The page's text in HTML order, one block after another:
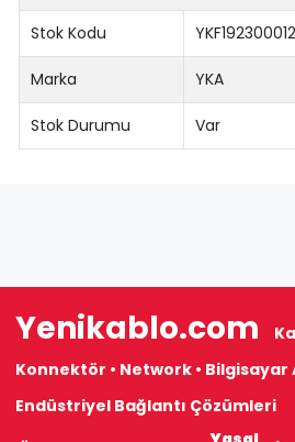
Stok Kodu
Marka YKA
Stok Durumu Var
Yenikablo.com
Konnektör • Network • Bilgisayar
Endüstriyel Bağlantı Çözümleri